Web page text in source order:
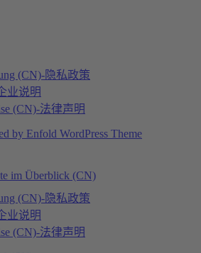
im Überblick (CN)
(CN)-隐私政策
业说明
(CN)-法律声明
by Enfold WordPress Theme
(CN)-隐私政策
业说明
(CN)-法律声明